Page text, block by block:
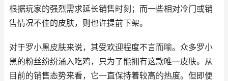
根据玩家的强烈需求延长销售时刻；而一些相对冷门或销
售情况不佳的皮肤，则也许提前下架。
对于罗小黑皮肤来说，其受欢迎程度不言而喻。众多罗小
黑的粉丝纷纷涌入吃鸡，只为了能拥有这款唯一皮肤。从
目前的销售态势来看，它一直保持着较高的热度。但即便